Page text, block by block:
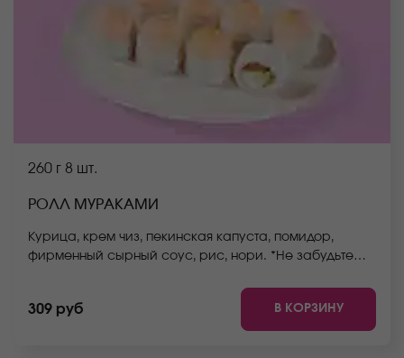
260 г 8 шт.
РОЛЛ МУРАКАМИ
Курица, крем чиз, пекинская капуста, помидор,
фирменный сырный соус, рис, нори. *Не забудьте
входят в стоимость заказа. *Внешний вид блюда
может отличаться от фото на сайте.
309 руб В КОРЗИНУ